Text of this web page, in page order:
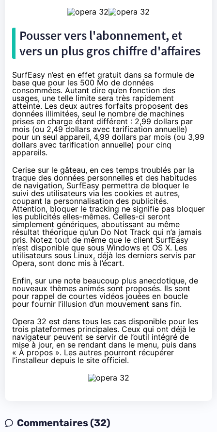
Pousser vers l'abonnement, et
vers un plus gros chiffre d'affaires
SurfEasy n’est en effet gratuit dans sa formule de
base que pour les 500 Mo de données
consommées. Autant dire qu’en fonction des
usages, une telle limite sera très rapidement
atteinte. Les deux autres forfaits proposent des
données illimitées, seul le nombre de machines
prises en charge étant différent : 2,99 dollars par
mois (ou 2,49 dollars avec tarification annuelle)
pour un seul appareil, 4,99 dollars par mois (ou 3,99
dollars avec tarification annuelle) pour cinq
appareils.
Cerise sur le gâteau, en ces temps troublés par la
traque des données personnelles et des habitudes
de navigation, SurfEasy permettra de bloquer le
suivi des utilisateurs via les cookies et autres,
coupant la personnalisation des publicités.
Attention, bloquer le tracking ne signifie pas bloquer
les publicités elles-mêmes. Celles-ci seront
simplement génériques, aboutissant au même
résultat théorique qu’un Do Not Track qui n’a jamais
pris. Notez tout de même que le client SurfEasy
n’est disponible que sous Windows et OS X. Les
utilisateurs sous Linux, déjà les derniers servis par
Opera, sont donc mis à l’écart.
Enfin, sur une note beaucoup plus anecdotique, de
nouveaux thèmes animés sont proposés. Ils sont
pour rappel de courtes vidéos jouées en boucle
pour fournir l’illusion d’un mouvement sans fin.
Opera 32 est dans tous les cas disponible pour les
trois plateformes principales. Ceux qui ont déjà le
navigateur peuvent se servir de l’outil intégré de
mise à jour, en se rendant dans le menu, puis dans
« À propos ». Les autres pourront récupérer
l’installeur depuis le site officiel.
Commentaires (32)